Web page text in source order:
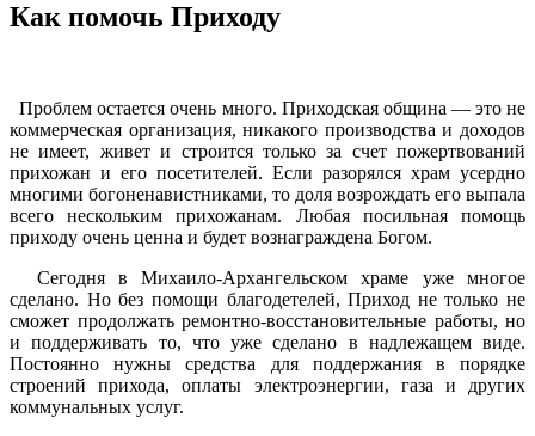
Как помочь Приходу
Проблем остается очень много. Приходская община — это не
коммерческая организация, никакого производства и доходов
не имеет, живет и строится только за счет пожертвований
прихожан и его посетителей. Если разорялся храм усердно
многими богоненавистниками, то доля возрождать его выпала
всего нескольким прихожанам. Любая посильная помощь
приходу очень ценна и будет вознаграждена Богом.
Сегодня в Михаило-Архангельском храме уже многое
сделано. Но без помощи благодетелей, Приход не только не
сможет продолжать ремонтно-восстановительные работы, но
и поддерживать то, что уже сделано в надлежащем виде.
Постоянно нужны средства для поддержания в порядке
строений прихода, оплаты электроэнергии, газа и других
коммунальных услуг.